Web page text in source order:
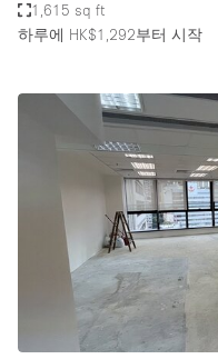
1,615 sq ft
하루에 HK$1,292부터 시작